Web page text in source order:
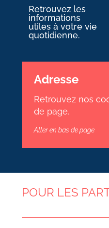
Retrouvez les
informations
utiles à votre vie
quotidienne.
Adresse
Retrouvez nos
de page.
Aller en bas de page
POUR LES